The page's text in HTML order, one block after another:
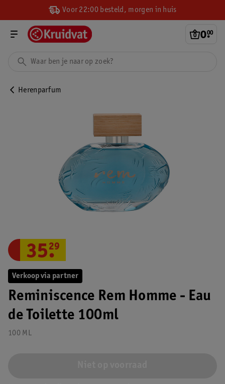
Voor 22:00 besteld, morgen in huis
0.
00
Herenparfum
Verkoop via partner
Reminiscence Rem Homme - Eau
de Toilette 100ml
100 ML
35.
29